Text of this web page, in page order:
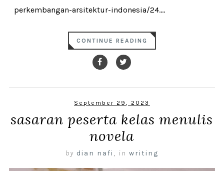
perkembangan-arsitektur-indonesia/24....
CONTINUE READING
September 29, 2023
sasaran peserta kelas menulis
novela
by dian nafi , in writing